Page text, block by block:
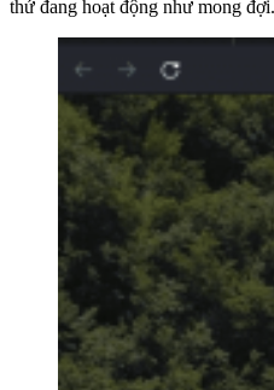
thứ đang hoạt động như mong đợi.